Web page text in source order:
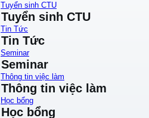
Tuyển sinh CTU
Tuyển sinh CTU
Tin Tức
Tin Tức
Seminar
Seminar
Thông tin việc làm
Thông tin việc làm
Học bổng
Học bổng